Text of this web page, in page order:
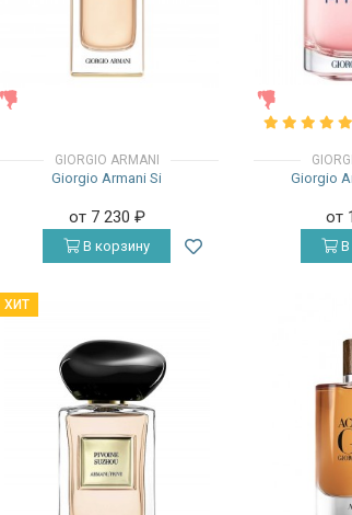
GIORGIO ARMANI
Giorgio Armani Si
от 7 230 ₽
В корзину
Giorgio
от
В
ХИТ